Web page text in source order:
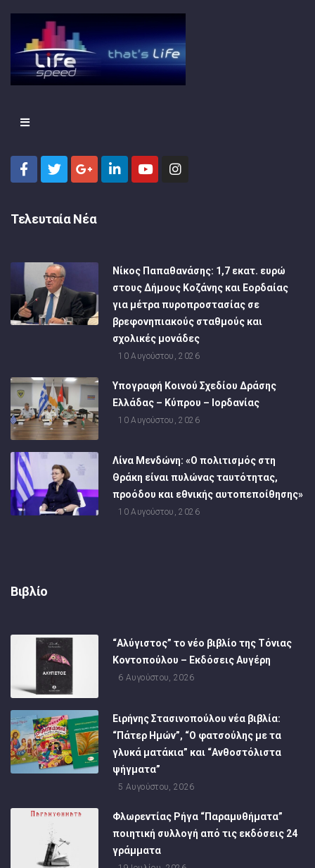
Τελευταία Νέα
Νίκος Παπαθανάσης: 1,7 εκατ. ευρώ
στους Δήμους Κοζάνης και Εορδαίας
για μέτρα πυροπροστασίας σε
βρεφονηπιακούς σταθμούς και
σχολικές μονάδες
10 Αυγούστου, 2026
Υπογραφή Κοινού Σχεδίου Δράσης
Ελλάδας – Κύπρου – Ιορδανίας
10 Αυγούστου, 2026
Λίνα Μενδώνη: «Ο πολιτισμός στη
Θράκη είναι πυλώνας ταυτότητας,
προόδου και εθνικής αυτοπεποίθησης»
10 Αυγούστου, 2026
Βιβλίο
“Αλύγιστος” το νέο βιβλίο της Τόνιας
Κοντοπούλου – Εκδόσεις Αυγέρη
6 Αυγούστου, 2026
Ειρήνης Στασινοπούλου νέα βιβλία:
“Πάτερ Ημών”, “Ο φατσούλης με τα
γλυκά ματάκια” και “Ανθοστόλιστα
ψήγματα”
5 Αυγούστου, 2026
Φλωρεντίας Ρήγα “Παραμυθήματα”
ποιητική συλλογή από τις εκδόσεις 24
γράμματα